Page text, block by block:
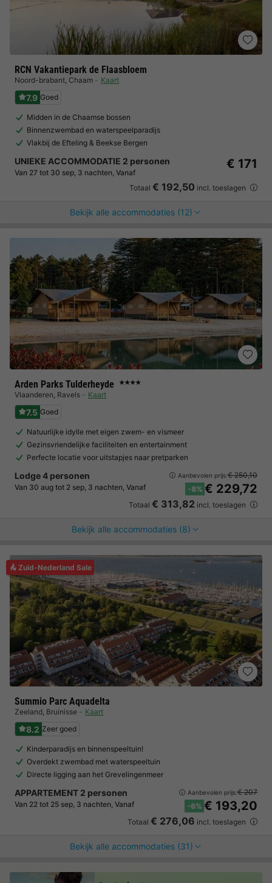
RCN Vakantiepark de Flaasbloem
Noord-brabant, Chaam Kaart
7.9 Goed
Midden in de Chaamse bossen
Binnenzwembad en waterspeelparadijs
Vlakbij de Efteling & Beekse Bergen
UNIEKE ACCOMMODATIE 2 personen
Van 27 tot 30 sep, 3 nachten, Vanaf
€ 171
Totaal € 192,50 incl. toeslagen
Bekijk alle accommodaties (12)
Arden Parks Tulderheyde ★★★★
Vlaanderen, Ravels Kaart
7.5 Goed
Natuurlijke idylle met eigen zwem- en vismeer
Gezinsvriendelijke faciliteiten en entertainment
Perfecte locatie voor uitstapjes naar pretparken
Lodge 4 personen
Van 30 aug tot 2 sep, 3 nachten, Vanaf
Aanbevolen prijs:€ 250,10
-8% € 229,72
Totaal € 313,82 incl. toeslagen
Bekijk alle accommodaties (8)
Zuid-Nederland Sale
Summio Parc Aquadelta
Zeeland, Bruinisse Kaart
8.2 Zeer goed
Kinderparadijs en binnenspeeltuin!
Overdekt zwembad met waterspeeltuin
Directe ligging aan het Grevelingenmeer
APPARTEMENT 2 personen
Van 22 tot 25 sep, 3 nachten, Vanaf
Aanbevolen prijs:€ 207
-6% € 193,20
Totaal € 276,06 incl. toeslagen
Bekijk alle accommodaties (31)